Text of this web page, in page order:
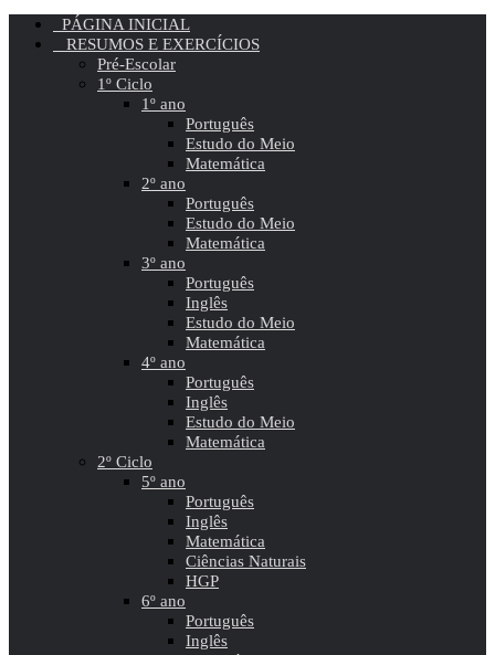
PÁGINA INICIAL
RESUMOS E EXERCÍCIOS
Pré-Escolar
1º Ciclo
1º ano
Português
Estudo do Meio
Matemática
2º ano
Português
Estudo do Meio
Matemática
3º ano
Português
Inglês
Estudo do Meio
Matemática
4º ano
Português
Inglês
Estudo do Meio
Matemática
2º Ciclo
5º ano
Português
Inglês
Matemática
Ciências Naturais
HGP
6º ano
Português
Inglês